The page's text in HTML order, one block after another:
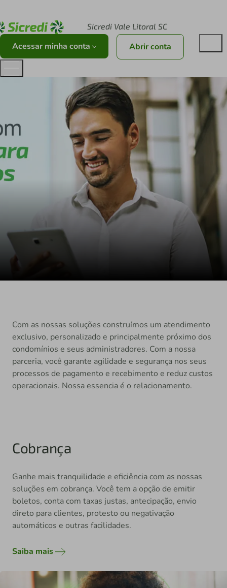
Sicredi Vale Litoral SC
Acessar minha conta Abrir conta
Com as nossas soluções construímos um atendimento
exclusivo, personalizado e principalmente próximo dos
condomínios e seus administradores. Com a nossa
parceria, você garante agilidade e segurança nos seus
processos de pagamento e recebimento e reduz custos
operacionais. Nossa essencia é o relacionamento.
Cobrança
Ganhe mais tranquilidade e eficiência com as nossas
soluções em cobrança. Você tem a opção de emitir
boletos, conta com taxas justas, antecipação, envio
direto para clientes, protesto ou negativação
automáticos e outras facilidades.
Saiba mais